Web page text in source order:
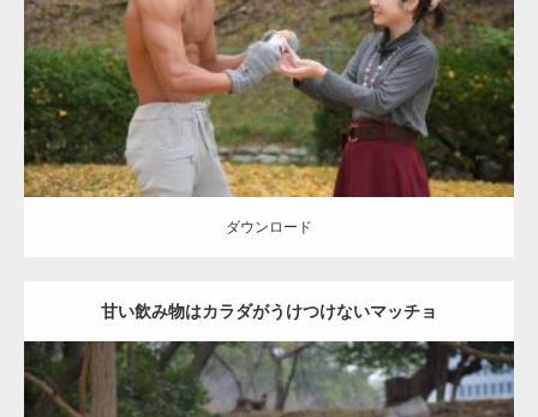
肩
ダウンロード
ダウンロード
甘い飲み物はカラダがうけつけないマッチョ